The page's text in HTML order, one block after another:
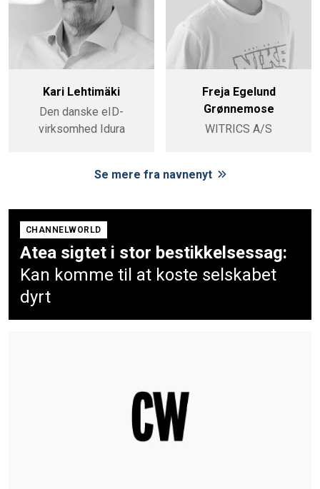
Kari Lehtimäki
Den danske eID-
virksomhed Idura
Freja Egelund
Grønnemose
WITRICS A/S
Se mere fra navnenyt
CHANNELWORLD
Atea sigtet i stor bestikkelsessag:
Kan komme til at koste selskabet
dyrt